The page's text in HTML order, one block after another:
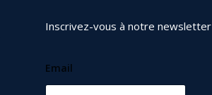
Inscrivez-vous à notre newsletter
Email